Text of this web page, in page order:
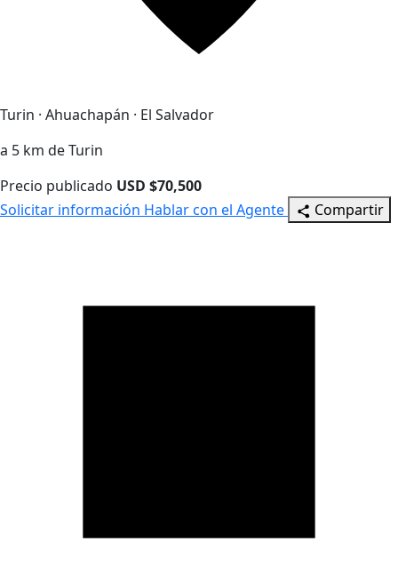
Turin · Ahuachapán · El Salvador
a 5 km de Turin
Precio publicado USD $70,500
Solicitar información Hablar con el Agente Compartir